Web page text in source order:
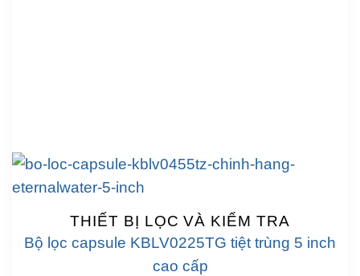
THIẾT BỊ LỌC VÀ KIỂM TRA
Bộ lọc capsule KBLV0225TG tiệt trùng 5 inch
cao cấp